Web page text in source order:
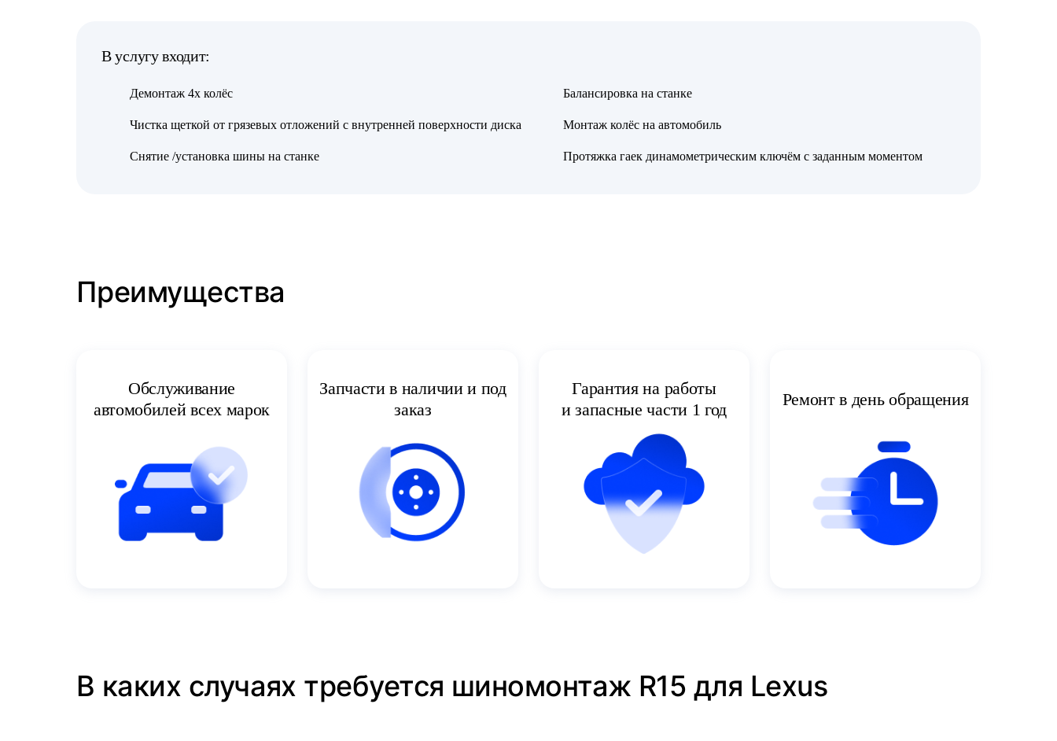
В услугу входит:
Демонтаж 4х колёс
Чистка щеткой от грязевых отложений с внутренней поверхности диска
Снятие /установка шины на станке
Балансировка на станке
Монтаж колёс на автомобиль
Протяжка гаек динамометрическим ключём с заданным моментом
Преимущества
Обслуживание
автомобилей всех марок
Запчасти в наличии и под
заказ
Гарантия на работы
и запасные части 1 год
Ремонт в день обращения
В каких случаях требуется шиномонтаж R15 для Lexus